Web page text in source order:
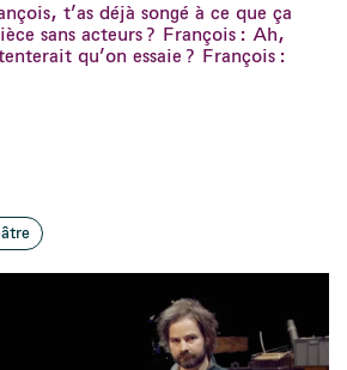
t’as déjà songé à ce que ça
sans acteurs ? François : Ah,
qu’on essaie ? François :